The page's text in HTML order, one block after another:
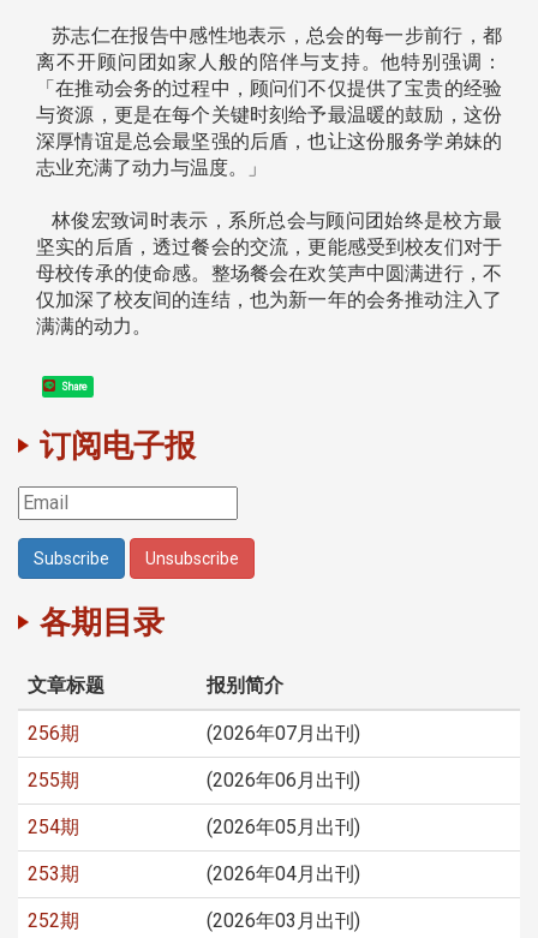
苏志仁在报告中感性地表示，总会的每一步前行，都
离不开顾问团如家人般的陪伴与支持。他特别强调：
「在推动会务的过程中，顾问们不仅提供了宝贵的经验
与资源，更是在每个关键时刻给予最温暖的鼓励，这份
深厚情谊是总会最坚强的后盾，也让这份服务学弟妹的
志业充满了动力与温度。」
林俊宏致词时表示，系所总会与顾问团始终是校方最
坚实的后盾，透过餐会的交流，更能感受到校友们对于
母校传承的使命感。整场餐会在欢笑声中圆满进行，不
仅加深了校友间的连结，也为新一年的会务推动注入了
满满的动力。
Share
订阅电子报
各期目录
文章标题 报别简介
256期 (2026年07月出刊)
255期 (2026年06月出刊)
254期 (2026年05月出刊)
253期 (2026年04月出刊)
252期 (2026年03月出刊)